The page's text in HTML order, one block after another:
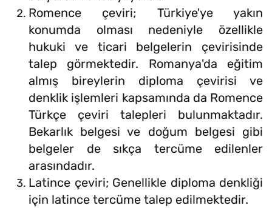
Romence çeviri; Türkiye'ye yakın
konumda olması nedeniyle özellikle
hukuki ve ticari belgelerin çevirisinde
talep görmektedir. Romanya'da eğitim
almış bireylerin diploma çevirisi ve
denklik işlemleri kapsamında da Romence
Türkçe çeviri talepleri bulunmaktadır.
Bekarlık belgesi ve doğum belgesi gibi
belgeler de sıkça tercüme edilenler
arasındadır.
Latince çeviri; Genellikle diploma denkliği
için latince tercüme talep edilmektedir.